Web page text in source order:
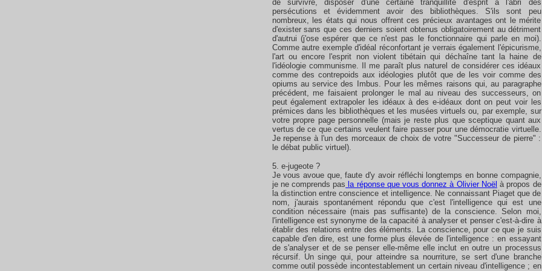
de survivre, disposer d'une certaine tranquillité d'esprit à l'abri des
persécutions et évidemment avoir des bibliothèques. S'ils sont peu
nombreux, les états qui nous offrent ces précieux avantages ont le mérite
d'exister sans que ces derniers soient obtenus obligatoirement au détriment
d'autrui (j'ose espérer que ce n'est pas le fonctionnaire qui parle en moi).
Comme autre exemple d'idéal réconfortant je verrais également l'épicurisme,
l'art ou encore l'esprit non violent tibétain qui déchaîne tant la haine de
l'idéologie communisme. Il me paraît plus naturel de considérer ces idéaux
comme des contrepoids aux idéologies plutôt que de les voir comme des
opiums au service des Imbus. Pour les mêmes raisons qui, au paragraphe
précédent, me faisaient prolonger le mal au niveau des successeurs, on
peut également extrapoler les idéaux à des e-idéaux dont on peut voir les
prémices dans les bibliothèques et les musées virtuels ou, par exemple, sur
votre propre page personnelle (mais je reste plus que sceptique quant aux
vertus de ce que certains veulent faire passer pour une démocratie virtuelle.
Je repense à l'un des morceaux de choix de votre "Successeur de pierre" :
le débat public virtuel).
5. e-jugeote ?
Je vous avoue que, faute d'y avoir réfléchi longtemps en bonne compagnie,
je ne comprends pas la réponse que vous donnez à Olivier Noël à propos de
la distinction entre conscience et intelligence. Ne connaissant Piaget que de
nom, j'aurais spontanément répondu que c'est l'intelligence qui est une
condition nécessaire (mais pas suffisante) de la conscience. Selon moi,
l'intelligence est synonyme de la capacité à analyser et penser c'est-à-dire à
établir des relations entre des éléments. La conscience, pour ce que je suis
capable d'en dire, est une forme plus élevée de l'intelligence : en essayant
de s'analyser et de se penser elle-même elle inclut en outre un processus
récursif. Un singe qui, pour atteindre sa nourriture, se sert d'une branche
comme outil possède incontestablement un certain niveau d'intelligence ; en